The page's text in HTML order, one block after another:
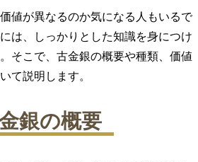
値が異なるのか気になる人もいるで
は、しっかりとした知識を身につけ
そこで、古金銀の概要や種類、価値
て説明します。
銀の概要